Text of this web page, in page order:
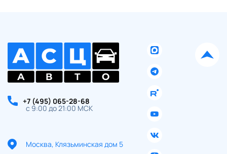
+7 (495) 065-28-68
с 9:00 до 21:00 МСК
Москва, Клязьминская дом 5